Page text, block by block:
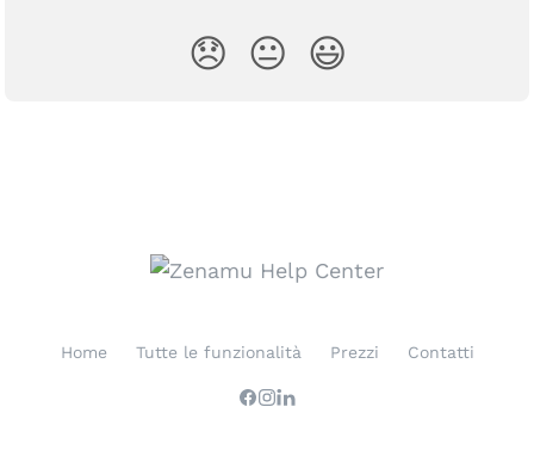
😞 😐 😃
Home Tutte le funzionalità Prezzi Contatti